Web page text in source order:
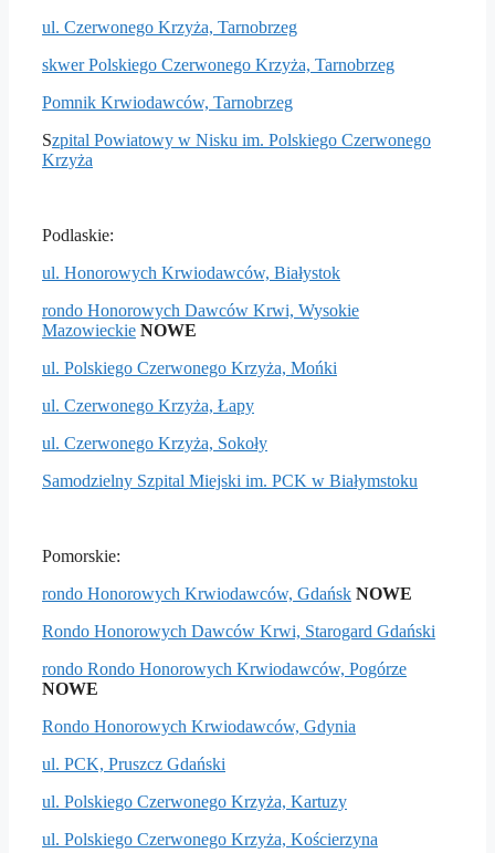
ul. Czerwonego Krzyża, Tarnobrzeg
skwer Polskiego Czerwonego Krzyża, Tarnobrzeg
Pomnik Krwiodawców, Tarnobrzeg
Szpital Powiatowy w Nisku im. Polskiego Czerwonego
Krzyża
Podlaskie:
ul. Honorowych Krwiodawców, Białystok
rondo Honorowych Dawców Krwi, Wysokie
Mazowieckie NOWE
ul. Polskiego Czerwonego Krzyża, Mońki
ul. Czerwonego Krzyża, Łapy
ul. Czerwonego Krzyża, Sokoły
Samodzielny Szpital Miejski im. PCK w Białymstoku
Pomorskie:
rondo Honorowych Krwiodawców, Gdańsk NOWE
Rondo Honorowych Dawców Krwi, Starogard Gdański
rondo Rondo Honorowych Krwiodawców, Pogórze
NOWE
Rondo Honorowych Krwiodawców, Gdynia
ul. PCK, Pruszcz Gdański
ul. Polskiego Czerwonego Krzyża, Kartuzy
ul. Polskiego Czerwonego Krzyża, Kościerzyna